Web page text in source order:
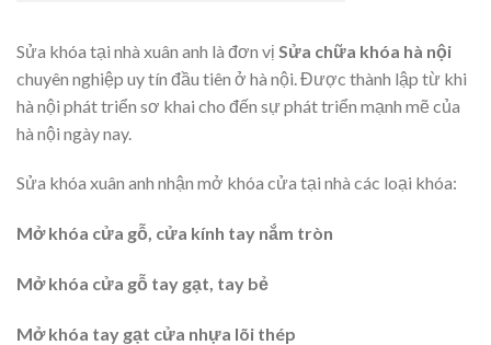
Sửa khóa tại nhà xuân anh là đơn vị Sửa chữa khóa hà nội
chuyên nghiệp uy tín đầu tiên ở hà nội. Được thành lập từ khi
hà nội phát triển sơ khai cho đến sự phát triển mạnh mẽ của
hà nội ngày nay.
Sửa khóa xuân anh nhận mở khóa cửa tại nhà các loại khóa:
Mở khóa cửa gỗ, cửa kính tay nắm tròn
Mở khóa cửa gỗ tay gạt, tay bẻ
Mở khóa tay gạt cửa nhựa lõi thép